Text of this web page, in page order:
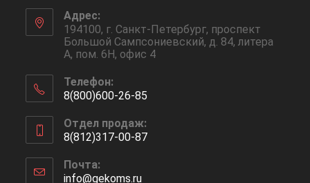
Адрес:
194100, г. Санкт-Петербург, проспект
Большой Сампсониевский, д. 84, литера
А, пом. 6Н, офис 4
Телефон:
8(800)600-26-85
в
вашем
приложении
Отдел продаж:
8(812)317-00-87
вПочта:
info@gekoms.ruОткроется